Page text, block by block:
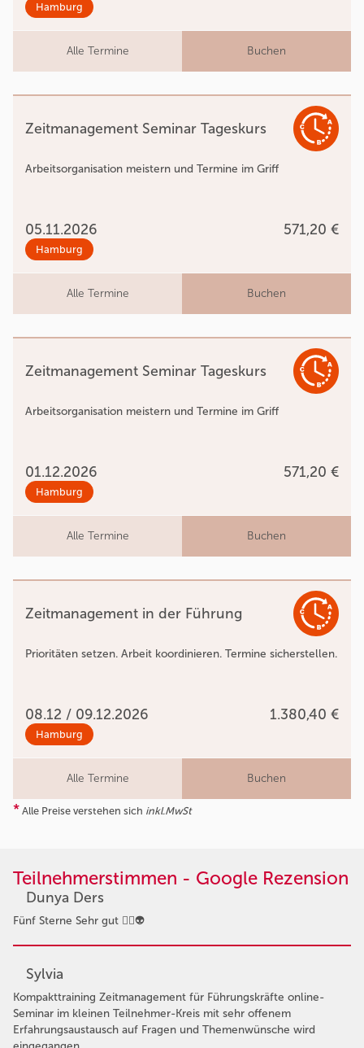
Hamburg
Alle Termine Buchen
Zeitmanagement Seminar Tageskurs
Arbeitsorganisation meistern und Termine im Griff
05.11.2026 571,20 €
Hamburg
Alle Termine Buchen
Zeitmanagement Seminar Tageskurs
Arbeitsorganisation meistern und Termine im Griff
01.12.2026 571,20 €
Hamburg
Alle Termine Buchen
Zeitmanagement in der Führung
Prioritäten setzen. Arbeit koordinieren. Termine sicherstellen.
08.12 / 09.12.2026 1.380,40 €
Hamburg
Alle Termine Buchen
* Alle Preise verstehen sich inkl.MwSt
Teilnehmerstimmen - Google Rezension
Dunya Ders
Fünf Sterne Sehr gut 👍🏻👽
Sylvia
Kompakttraining Zeitmanagement für Führungskräfte online-
Seminar im kleinen Teilnehmer-Kreis mit sehr offenem
Erfahrungsaustausch auf Fragen und Themenwünsche wird